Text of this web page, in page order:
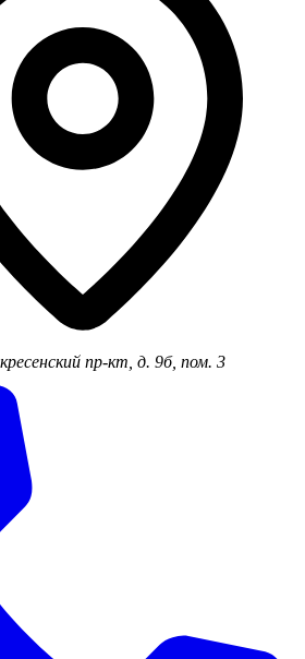
пр-кт, д. 9б, пом. 3